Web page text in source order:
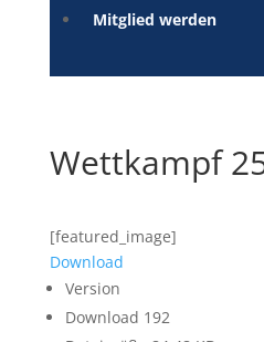
Mitglied werden
Wettkampf
[featured_image]
Download
Version
Download 192